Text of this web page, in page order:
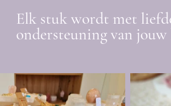
Elk stuk wordt met
ondersteuning van